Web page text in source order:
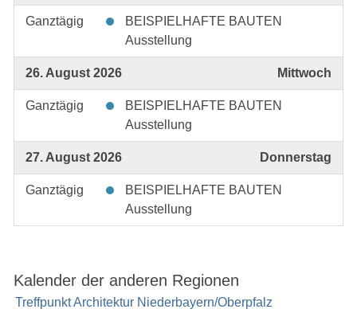
Ganztägig
BEISPIELHAFTE BAUTEN
Ausstellung
26. August 2026 Mittwoch
Ganztägig
BEISPIELHAFTE BAUTEN
Ausstellung
27. August 2026 Donnerstag
Ganztägig
BEISPIELHAFTE BAUTEN
Ausstellung
Kalender der anderen Regionen
Treffpunkt Architektur Niederbayern/Oberpfalz